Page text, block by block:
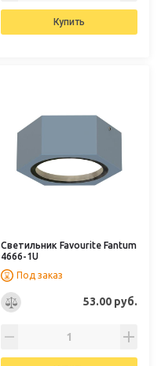
Купить
Светильник Favourite Fantum
4666-1U
Под заказ
53.00 руб.